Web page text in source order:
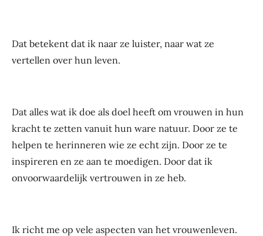
Dat betekent dat ik naar ze luister, naar wat ze
vertellen over hun leven.
Dat alles wat ik doe als doel heeft om vrouwen in hun
kracht te zetten vanuit hun ware natuur. Door ze te
helpen te herinneren wie ze echt zijn. Door ze te
inspireren en ze aan te moedigen. Door dat ik
onvoorwaardelijk vertrouwen in ze heb.
Ik richt me op vele aspecten van het vrouwenleven.